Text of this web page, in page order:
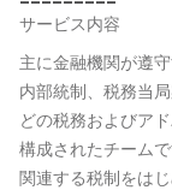
サービス内容
主に金融機関が遵
内部統制、税務当
どの税務およびア
構成されたチームで
関連する税制をは